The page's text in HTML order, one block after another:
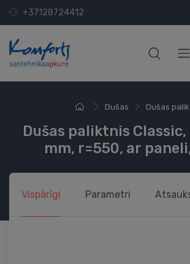
+37128724412
Dušas Dušas
Dušas paliktnis
mm, r=550, ar
Vispārīgi Parametri